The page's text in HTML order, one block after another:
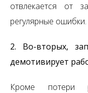
отвлекается от
регулярные ошибки.
2. Во-вторых,
демотивирует
Кроме потери